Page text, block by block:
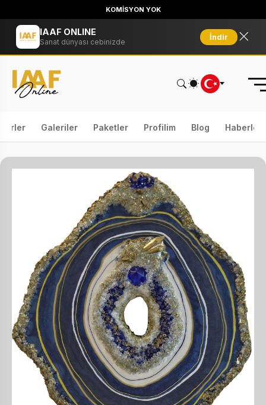
KOMİSYON YOK
IAAF ONLINE
Sanat dünyası cebinizde
İndir
Galeriler Paketler Profilim Blog Haberler